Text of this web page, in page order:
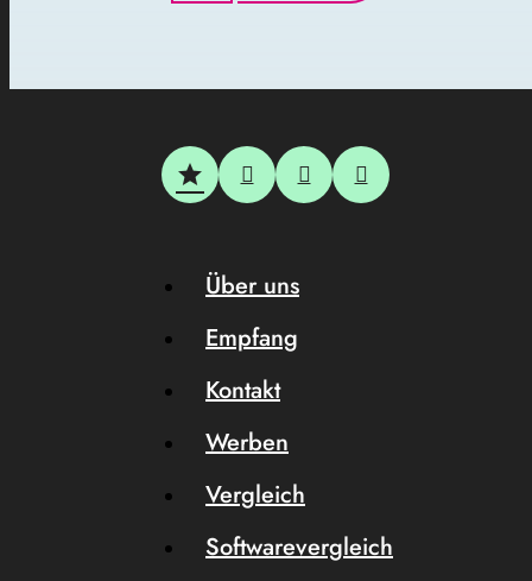
Über uns
Empfang
Kontakt
Werben
Vergleich
Softwarevergleich